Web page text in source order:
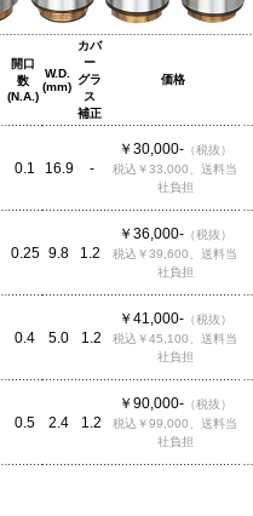
開口
数
(N.A.)
W.D.
(mm)
カバ
ー
グラ
ス
補正
価格
0.1 16.9 -
￥30,000-（税抜）
税込￥33,000、送料当
社負担
0.25 9.8 1.2
￥36,000-（税抜）
税込￥39,600、送料当
社負担
0.4 5.0 1.2
￥41,000-（税抜）
税込￥45,100、送料当
社負担
0.5 2.4 1.2
￥90,000-（税抜）
税込￥99,000、送料当
社負担